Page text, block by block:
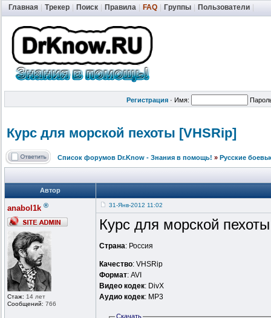
Главная Трекер Поиск Правила FAQ Группы Пользователи
Регистрация · Имя:
Курс для морской пехоты [VHSRip]
Список форумов Dr.Know - Знания в помощь! » Русские
Автор
anabol1k ®
Стаж: 14 лет
Сообщений: 766
31-Янв-2012 11:02
Курс для морской пехоты
Страна: Россия
Качество: VHSRip
Формат: AVI
Видео кодек: DivX
Аудио кодек: MP3
Скачать